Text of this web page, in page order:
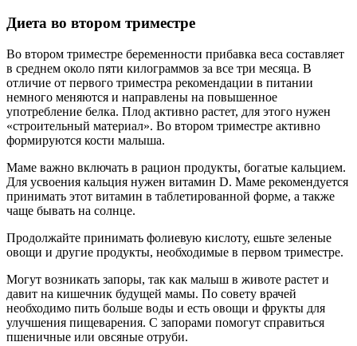
Диета во втором триместре
Во втором триместре беременности прибавка веса составляет
в среднем около пяти килограммов за все три месяца. В
отличие от первого триместра рекомендации в питании
немного меняются и направлены на повышенное
употребление белка. Плод активно растет, для этого нужен
«строительный материал». Во втором триместре активно
формируются кости малыша.
Маме важно включать в рацион продукты, богатые кальцием.
Для усвоения кальция нужен витамин D. Маме рекомендуется
принимать этот витамин в таблетированной форме, а также
чаще бывать на солнце.
Продолжайте принимать фолиевую кислоту, ешьте зеленые
овощи и другие продукты, необходимые в первом триместре.
Могут возникать запоры, так как малыш в животе растет и
давит на кишечник будущей мамы. По совету врачей
необходимо пить больше воды и есть овощи и фрукты для
улучшения пищеварения. С запорами помогут справиться
пшеничные или овсяные отруби.